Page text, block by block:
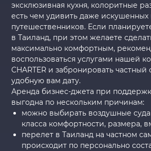
эксклюзивная кухня, колоритные
есть чем удивить даже
путешественников. Если
в Таиланд, при этом желаете
максимально комфортным,
воспользоваться услугами нашей
CHARTER и забронировать частный
удобную вам дату.
Аренда бизнес-джета при
выгодна по нескольким причинам:
можно выбирать воздушные
класса комфортности, размера,
перелет в Таиланд на частном
происходит по персонально